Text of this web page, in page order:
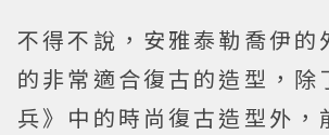
不得不說，安雅泰勒喬伊的
的非常適合復古的造型，除
兵》中的時尚復古造型外，